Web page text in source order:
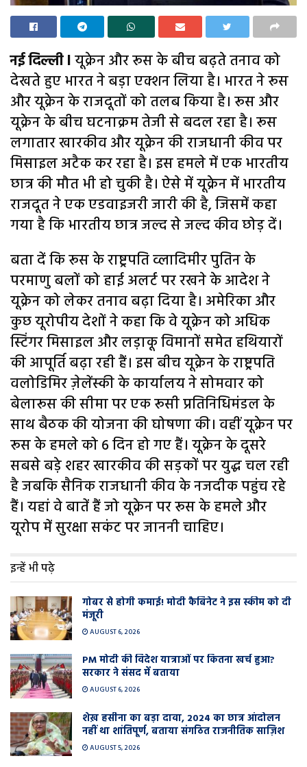
नई दिल्ली lयूक्रेन और रूस के बीच बढ़ते तनाव को
देखते हुए भारत ने बड़ा एक्शन लिया है। भारत ने रूस
और यूक्रेन के राजदूतों को तलब किया है। रूस और
यूक्रेन के बीच घटनाक्रम तेजी से बदल रहा है। रूस
लगातार खारकीव और यूक्रेन की राजधानी कीव पर
मिसाइल अटैक कर रहा है। इस हमले में एक भारतीय
छात्र की मौत भी हो चुकी है। ऐसे में यूक्रेन में भारतीय
राजदूत ने एक एडवाइजरी जारी की है, जिसमें कहा
गया है कि भारतीय छात्र जल्द से जल्द कीव छोड़ दें।
बता दें कि रूस के राष्ट्रपति व्लादिमीर पुतिन के
परमाणु बलों को हाई अलर्ट पर रखने के आदेश ने
यूक्रेन को लेकर तनाव बढ़ा दिया है। अमेरिका और
कुछ यूरोपीय देशों ने कहा कि वे यूक्रेन को अधिक
स्टिंगर मिसाइल और लड़ाकू विमानों समेत हथियारों
की आपूर्ति बढ़ा रही हैं। इस बीच यूक्रेन के राष्ट्रपति
वलोडिमिर ज़ेलेंस्की के कार्यालय ने सोमवार को
बेलारूस की सीमा पर एक रूसी प्रतिनिधिमंडल के
साथ बैठक की योजना की घोषणा की। वहीं यूक्रेन पर
रूस के हमले को 6 दिन हो गए हैं। यूक्रेन के दूसरे
सबसे बड़े शहर खारकीव की सड़कों पर युद्ध चल रही
है जबकि सैनिक राजधानी कीव के नजदीक पहुंच रहे
हैं। यहां वे बातें हैं जो यूक्रेन पर रूस के हमले और
यूरोप में सुरक्षा सकंट पर जाननी चाहिए।
इन्हें भी पढ़े
गोबर से होगी कमाई! मोदी कैबिनेट ने इस स्कीम को दी
मंजूरी
AUGUST 6, 2026
PM मोदी की विदेश यात्राओं पर कितना खर्च हुआ?
सरकार ने संसद में बताया
AUGUST 6, 2026
शेख़ हसीना का बड़ा दावा, 2024 का छात्र आंदोलन
नहीं था शांतिपूर्ण, बताया संगठित राजनीतिक साज़िश
AUGUST 5, 2026